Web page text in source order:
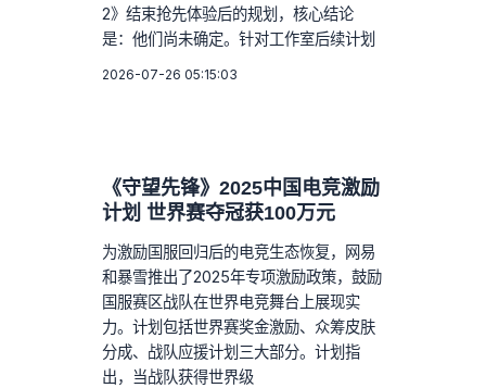
2》结束抢先体验后的规划，核心结论
是：他们尚未确定。针对工作室后续计划
2026-07-26 05:15:03
《守望先锋》2025中国电竞激励
计划 世界赛夺冠获100万元
为激励国服回归后的电竞生态恢复，网易
和暴雪推出了2025年专项激励政策，鼓励
国服赛区战队在世界电竞舞台上展现实
力。计划包括世界赛奖金激励、众筹皮肤
分成、战队应援计划三大部分。计划指
出，当战队获得世界级